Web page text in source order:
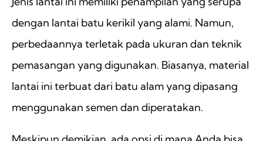
dengan lantai batu kerikil yang alami. Namun,
perbedaannya terletak pada ukuran dan teknik
pemasangan yang digunakan. Biasanya, material
lantai ini terbuat dari batu alam yang dipasang
menggunakan semen dan diperatakan.